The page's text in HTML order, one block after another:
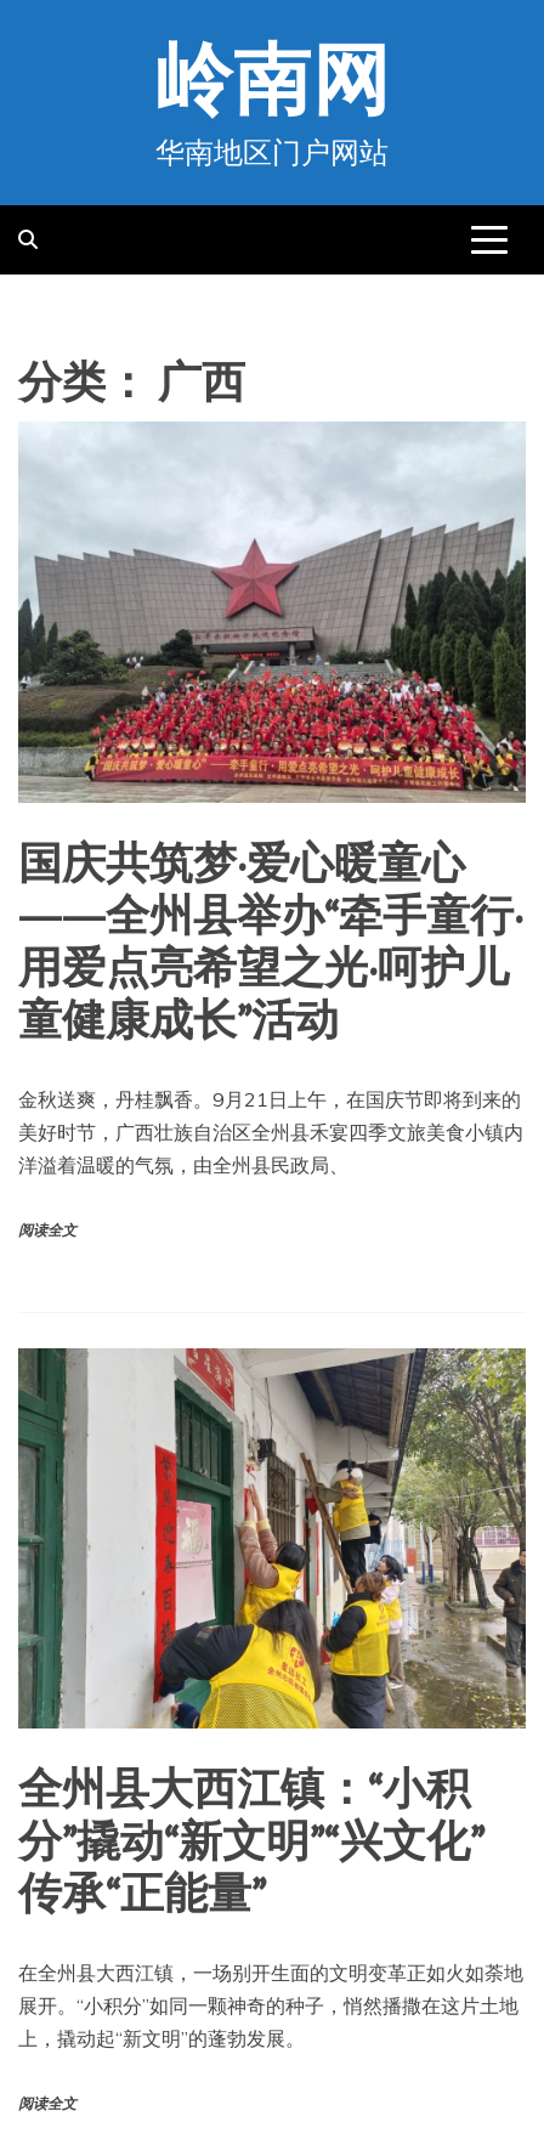
岭南网
华南地区门户网站
分类： 广西
国庆共筑梦·爱心暖童心
——全州县举办“牵手童行·
用爱点亮希望之光·呵护儿
童健康成长”活动
金秋送爽，丹桂飘香。9月21日上午，在国庆节即将到来的
美好时节，广西壮族自治区全州县禾宴四季文旅美食小镇内
洋溢着温暖的气氛，由全州县民政局、
阅读全文
全州县大西江镇：“小积
分”撬动“新文明”“兴文化”
传承“正能量”
在全州县大西江镇，一场别开生面的文明变革正如火如荼地
展开。“小积分”如同一颗神奇的种子，悄然播撒在这片土地
上，撬动起“新文明”的蓬勃发展。
阅读全文